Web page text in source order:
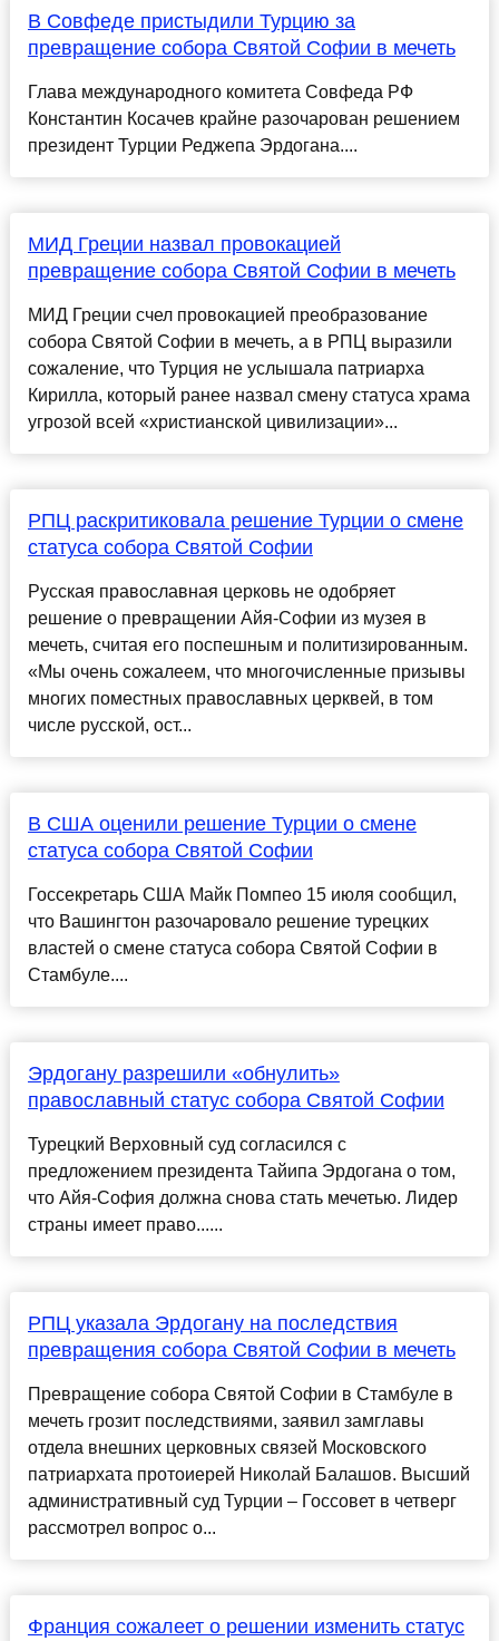
В Совфеде пристыдили Турцию за
превращение собора Святой Софии в мечеть
Глава международного комитета Совфеда РФ
Константин Косачев крайне разочарован решением
президент Турции Реджепа Эрдогана....
МИД Греции назвал провокацией
превращение собора Святой Софии в мечеть
МИД Греции счел провокацией преобразование
собора Святой Софии в мечеть, а в РПЦ выразили
сожаление, что Турция не услышала патриарха
Кирилла, который ранее назвал смену статуса храма
угрозой всей «христианской цивилизации»...
РПЦ раскритиковала решение Турции о смене
статуса собора Святой Софии
Русская православная церковь не одобряет
решение о превращении Айя-Софии из музея в
мечеть, считая его поспешным и политизированным.
«Мы очень сожалеем, что многочисленные призывы
многих поместных православных церквей, в том
числе русской, ост...
В США оценили решение Турции о смене
статуса собора Святой Софии
Госсекретарь США Майк Помпео 15 июля сообщил,
что Вашингтон разочаровало решение турецких
властей о смене статуса собора Святой Софии в
Стамбуле....
Эрдогану разрешили «обнулить»
православный статус собора Святой Софии
Турецкий Верховный суд согласился с
предложением президента Тайипа Эрдогана о том,
что Айя-София должна снова стать мечетью. Лидер
страны имеет право......
РПЦ указала Эрдогану на последствия
превращения собора Святой Софии в мечеть
Превращение собора Святой Софии в Стамбуле в
мечеть грозит последствиями, заявил замглавы
отдела внешних церковных связей Московского
патриархата протоиерей Николай Балашов. Высший
административный суд Турции – Госсовет в четверг
рассмотрел вопрос о...
Франция сожалеет о решении изменить статус